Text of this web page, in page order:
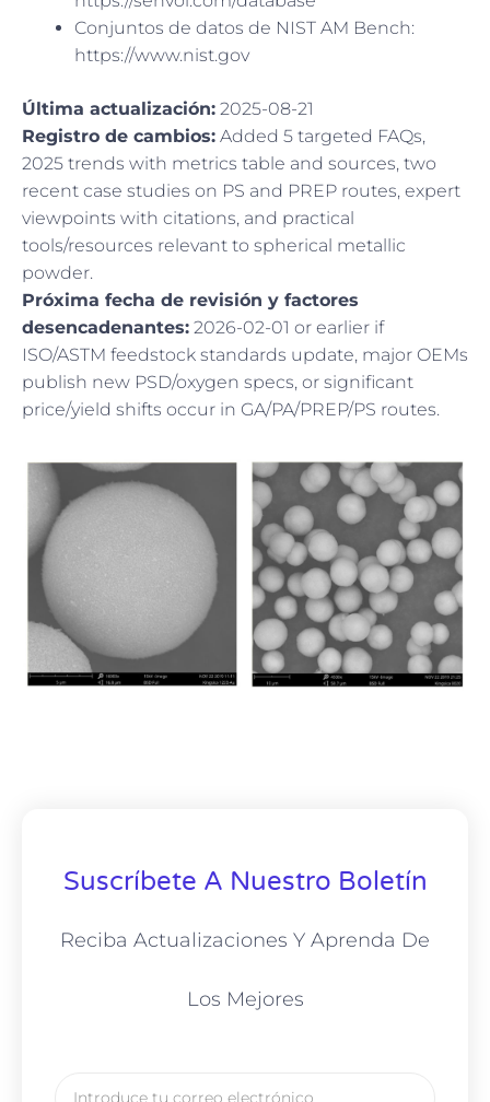
Conjuntos de datos de NIST AM Bench:
https://www.nist.gov
Última actualización: 2025-08-21
Registro de cambios: Added 5 targeted FAQs,
2025 trends with metrics table and sources, two
recent case studies on PS and PREP routes, expert
viewpoints with citations, and practical
tools/resources relevant to spherical metallic
powder.
Próxima fecha de revisión y factores
desencadenantes: 2026-02-01 or earlier if
ISO/ASTM feedstock standards update, major OEMs
publish new PSD/oxygen specs, or significant
price/yield shifts occur in GA/PA/PREP/PS routes.
Suscríbete A Nuestro Boletín
Reciba Actualizaciones Y Aprenda De
Los Mejores
Correo